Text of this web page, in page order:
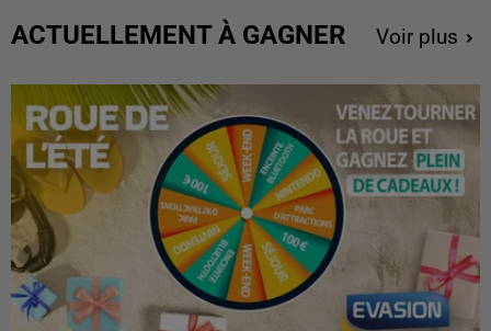
ACTUELLEMENT À GAGNER Voir plus